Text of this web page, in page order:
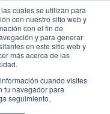
cuales se utilizan para
con nuestro sitio web y
con el fin de
y para generar
en este sitio web y
más acerca de las
cuando visites
tu navegador para
seguimiento.